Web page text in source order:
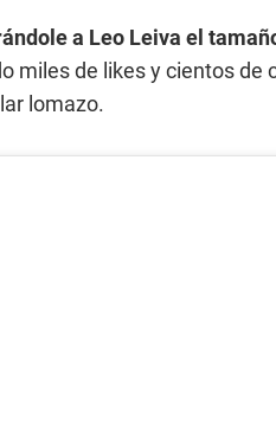
a Leo Leiva el
miles de likes y cientos de
lomazo.